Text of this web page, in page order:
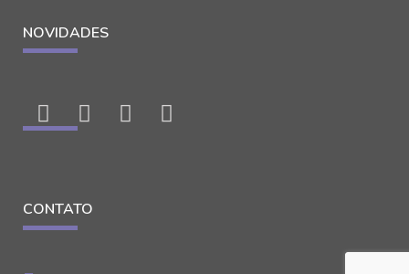
NOVIDADES
CONTATO